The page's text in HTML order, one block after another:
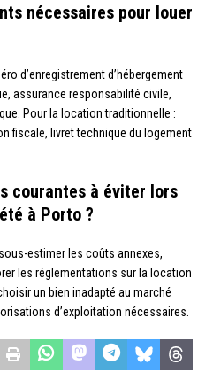
nécessaires pour louer
d’enregistrement d’hébergement
assurance responsabilité civile,
Pour la location traditionnelle :
fiscale, livret technique du logement
courantes à éviter lors
à Porto ?
estimer les coûts annexes,
les réglementations sur la location
un bien inadapté au marché
d’exploitation nécessaires.